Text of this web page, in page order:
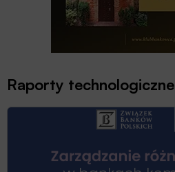
Raporty technologiczne